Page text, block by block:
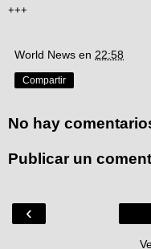
+++
World News en 22:58
Compartir
No hay
Publicar un
‹